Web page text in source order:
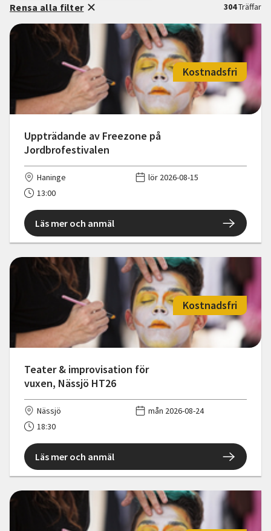
304Träffar
Rensa alla filter
Uppträdande av Freezone på
Jordbrofestivalen
Kostnadsfri
Haninge
lör 2026-08-15
13:00
Läs mer och anmäl
Teater & improvisation för
vuxen, Nässjö HT26
Kostnadsfri
Nässjö
mån 2026-08-24
18:30
Läs mer och anmäl